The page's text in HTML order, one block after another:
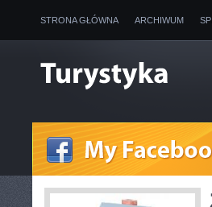
STRONA GŁÓWNA ARCHIWUM